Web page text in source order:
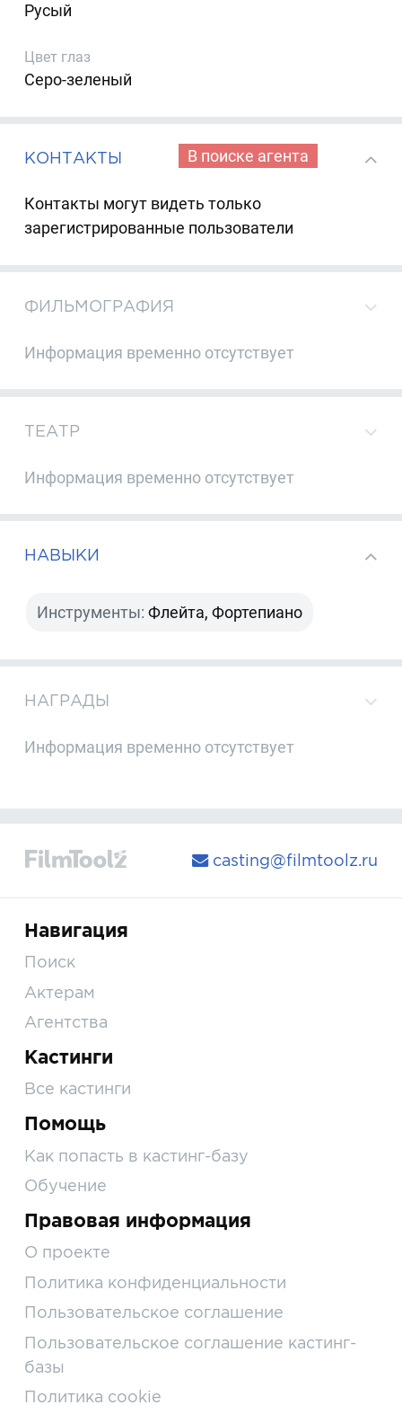
Русый
Цвет глаз
Серо-зеленый
КОНТАКТЫ В поиске агента
Контакты могут видеть только
зарегистрированные пользователи
ФИЛЬМОГРАФИЯ
Информация временно отсутствует
ТЕАТР
Информация временно отсутствует
НАВЫКИ
Инструменты: Флейта, Фортепиано
НАГРАДЫ
Информация временно отсутствует
casting@filmtoolz.ru
Навигация
Поиск
Актерам
Агентства
Кастинги
Все кастинги
Помощь
Как попасть в кастинг-базу
Обучение
Правовая информация
О проекте
Политика конфиденциальности
Пользовательское соглашение
Пользовательское соглашение кастинг-
базы
Политика cookie